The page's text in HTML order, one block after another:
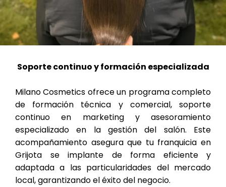
Soporte continuo y formación especializada
Milano Cosmetics ofrece un programa completo
de formación técnica y comercial, soporte
continuo en marketing y asesoramiento
especializado en la gestión del salón. Este
acompañamiento asegura que tu franquicia en
Grijota se implante de forma eficiente y
adaptada a las particularidades del mercado
local, garantizando el éxito del negocio.